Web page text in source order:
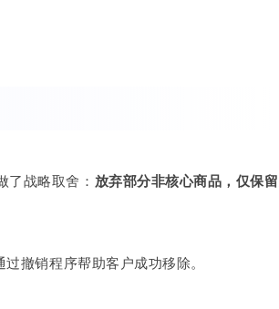
了战略取舍： 放弃部分非核心商品，仅保
撤销程序帮助客户成功移除。